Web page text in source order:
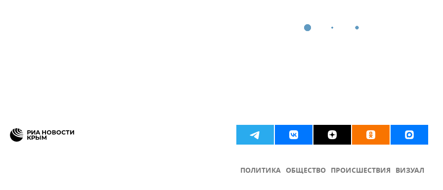
ПОЛИТИКА ОБЩЕСТВО ПРОИСШЕСТВИЯ ВИЗУАЛ